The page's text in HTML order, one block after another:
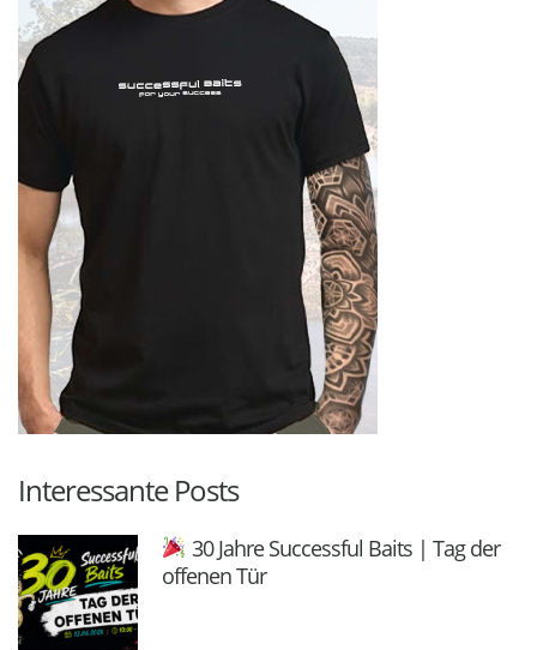
Interessante Posts
30 Jahre Successful Baits | Tag der
offenen Tür